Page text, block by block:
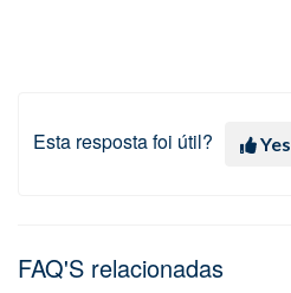
Esta resposta foi útil? Yes
FAQ'S relacionadas